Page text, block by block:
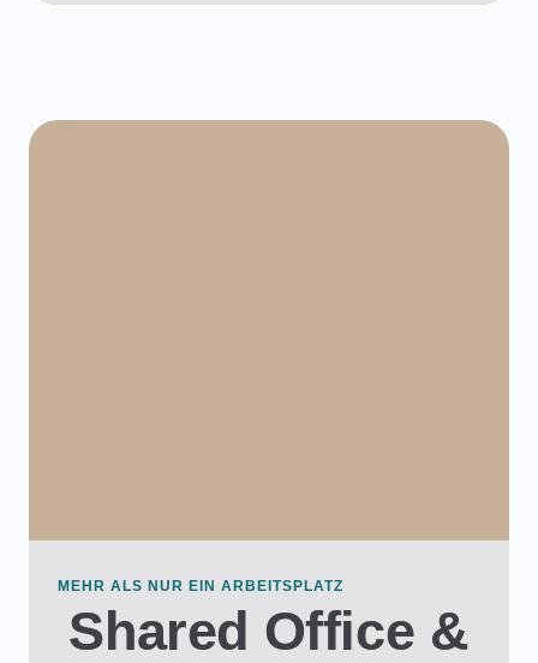
MEHR ALS NUR EIN ARBEITSPLATZ
Shared Office &